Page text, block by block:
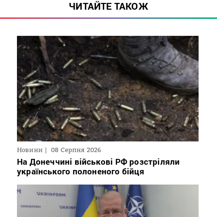
ЧИТАЙТЕ ТАКОЖ
Новини 08 Серпня 2026
На Донеччині військові РФ розстріляли
українського полоненого бійця